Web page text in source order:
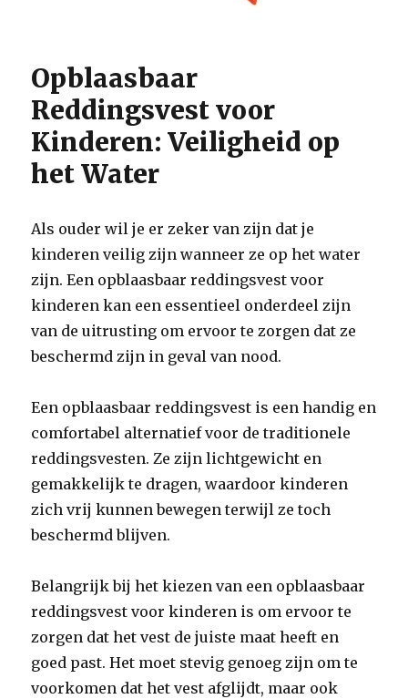
Opblaasbaar
Reddingsvest voor
Kinderen: Veiligheid op
het Water
Als ouder wil je er zeker van zijn dat je
kinderen veilig zijn wanneer ze op het water
zijn. Een opblaasbaar reddingsvest voor
kinderen kan een essentieel onderdeel zijn
van de uitrusting om ervoor te zorgen dat ze
beschermd zijn in geval van nood.
Een opblaasbaar reddingsvest is een handig en
comfortabel alternatief voor de traditionele
reddingsvesten. Ze zijn lichtgewicht en
gemakkelijk te dragen, waardoor kinderen
zich vrij kunnen bewegen terwijl ze toch
beschermd blijven.
Belangrijk bij het kiezen van een opblaasbaar
reddingsvest voor kinderen is om ervoor te
zorgen dat het vest de juiste maat heeft en
goed past. Het moet stevig genoeg zijn om te
voorkomen dat het vest afglijdt, maar ook